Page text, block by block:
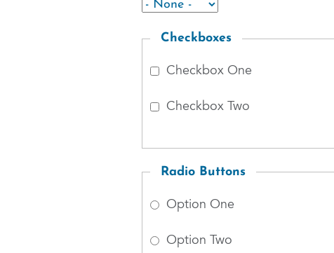
Checkboxes
Checkbox One
Checkbox Two
Radio Buttons
Option One
Option Two